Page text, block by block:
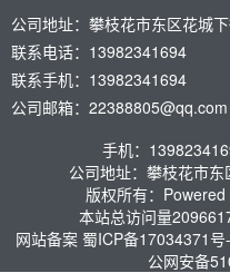
公司地址：攀枝花市东区花城
联系电话：13982341694
联系手机：13982341694
公司邮箱：22388805@qq.com
手机：
公司地址：攀枝花市
版权所有：
本站总访问量
网站备案 蜀ICP备17034371号
公网安备